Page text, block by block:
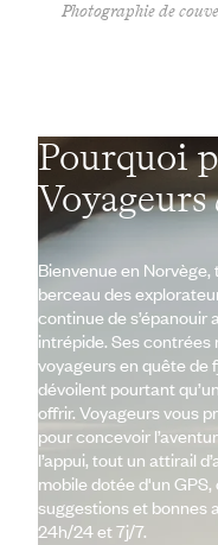
Photographie de
Pourquoi
Voyageurs
Bienvenue en
berceau des
continue de s’épanouir
intrépide. Ses
voyageurs en quête de
dévoilent pourtant
offrir. Voyageurs vous
pour concevoir
l’appui, tout un attirail
mobile dotée d'un
suggestions et bonnes
24h/24 et 7j/7.